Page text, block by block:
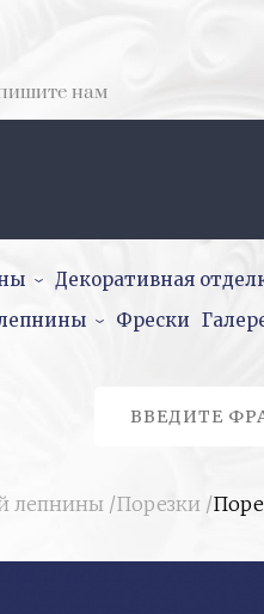
нам
Декоративная
Фрески
лепнины /Порезки /